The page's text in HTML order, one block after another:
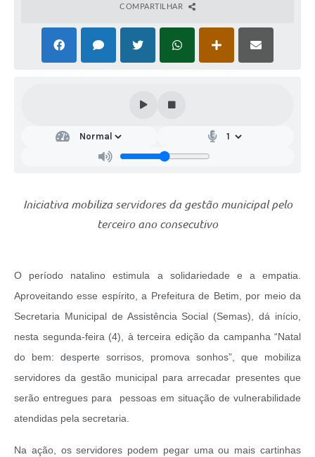
COMPARTILHAR
Iniciativa mobiliza servidores da gestão municipal pelo
terceiro ano consecutivo
O período natalino estimula a solidariedade e a empatia.
Aproveitando esse espírito, a Prefeitura de Betim, por meio da
Secretaria Municipal de Assistência Social (Semas), dá início,
nesta segunda-feira (4), à terceira edição da campanha “Natal
do bem: desperte sorrisos, promova sonhos”, que mobiliza
servidores da gestão municipal para arrecadar presentes que
serão entregues para pessoas em situação de vulnerabilidade
atendidas pela secretaria.
Na ação, os servidores podem pegar uma ou mais cartinhas